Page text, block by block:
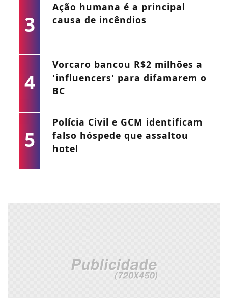
3
Ação humana é a principal
causa de incêndios
4
Vorcaro bancou R$2 milhões a
'influencers' para difamarem o
BC
5
Polícia Civil e GCM identificam
falso hóspede que assaltou
hotel